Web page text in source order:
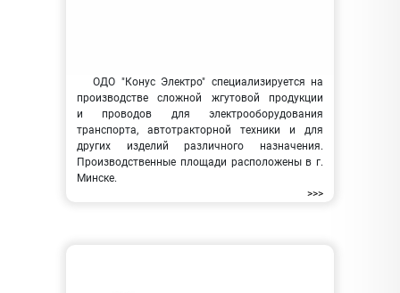
ОДО "Конус Электро" специализируется на
производстве сложной жгутовой продукции
и проводов для электрооборудования
транспорта, автотракторной техники и для
других изделий различного назначения.
Производственные площади расположены в г.
Минске.
>>>